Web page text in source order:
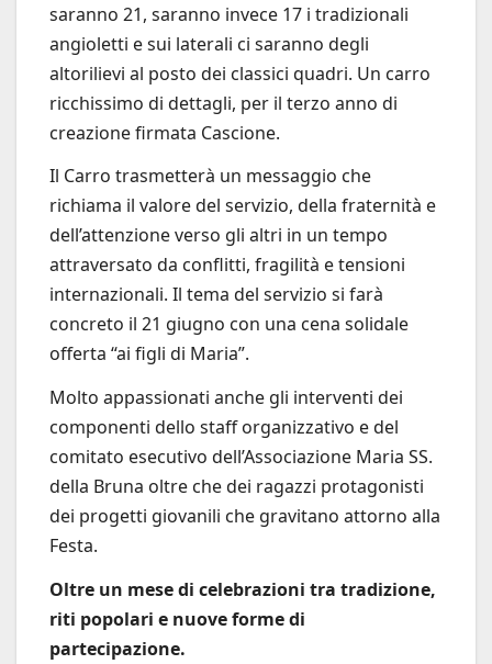
saranno 21, saranno invece 17 i tradizionali
angioletti e sui laterali ci saranno degli
altorilievi al posto dei classici quadri. Un carro
ricchissimo di dettagli, per il terzo anno di
creazione firmata Cascione.
Il Carro trasmetterà un messaggio che
richiama il valore del servizio, della fraternità e
dell’attenzione verso gli altri in un tempo
attraversato da conflitti, fragilità e tensioni
internazionali. Il tema del servizio si farà
concreto il 21 giugno con una cena solidale
offerta “ai figli di Maria”.
Molto appassionati anche gli interventi dei
componenti dello staff organizzativo e del
comitato esecutivo dell’Associazione Maria SS.
della Bruna oltre che dei ragazzi protagonisti
dei progetti giovanili che gravitano attorno alla
Festa.
Oltre un mese di celebrazioni tra tradizione,
riti popolari e nuove forme di
partecipazione.